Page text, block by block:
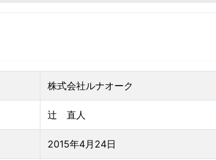
株式会社ルナオーク
辻 直人
2015年4月24日